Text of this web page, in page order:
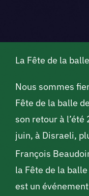
La Fête de la
Nous sommes
Fête de la balle
son retour à l’été
juin, à Disraeli,
François
la Fête de la balle
est un